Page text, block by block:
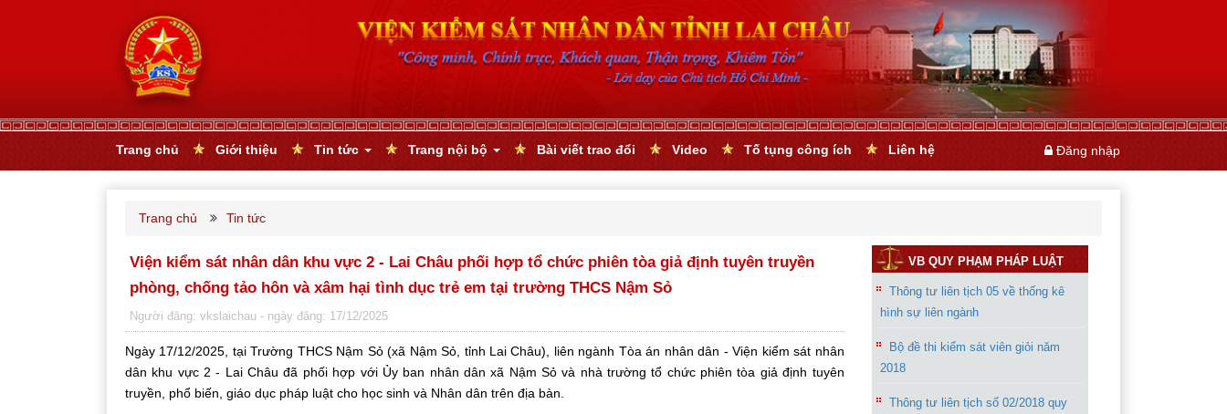
Trang chủ Giới thiệu Tin tức Trang nội bộ Bài viết trao đổi Video Tố tụng công ích Liên hệ Đăng nhập
Trang chủ Tin tức
Viện kiểm sát nhân dân khu vực 2 - Lai Châu phối hợp tổ chức phiên tòa giả định tuyên truyền
phòng, chống tảo hôn và xâm hại tình dục trẻ em tại trường THCS Nậm Sỏ
Người đăng: vkslaichau - ngày đăng: 17/12/2025
Ngày 17/12/2025, tại Trường THCS Nậm Sỏ (xã Nậm Sỏ, tỉnh Lai Châu), liên ngành Tòa án nhân dân - Viện kiểm sát nhân
dân khu vực 2 - Lai Châu đã phối hợp với Ủy ban nhân dân xã Nậm Sỏ và nhà trường tổ chức phiên tòa giả định tuyên
truyền, phổ biến, giáo dục pháp luật cho học sinh và Nhân dân trên địa bàn.
VB QUY PHẠM PHÁP LUẬT
Thông tư liên tịch 05 về thống kê
hình sự liên ngành
2018
định về: Trình tự,thủ tục, thời hạn,